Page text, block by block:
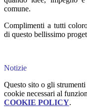
comune.
Complimenti a tutti
di questo bellissimo
Notizie
Questo sito o gli
cookie necessari al
COOKIE POLICY.